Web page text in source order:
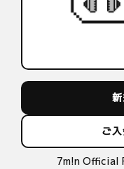
ご
7m!n Official